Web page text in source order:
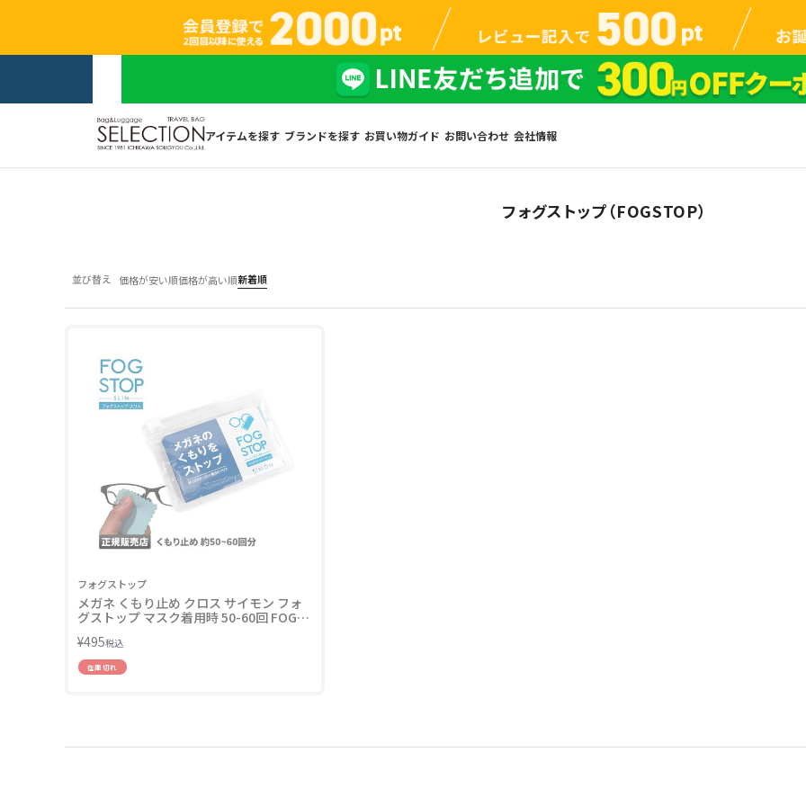
アイテムを探す ブランドを探す お買い物ガイド お問い合わせ 会社情報
フォグストップ（FOGSTOP）
並び替え 価格が安い順価格が高い順新着順
フォグストップ
メガネ くもり止め クロス サイモン フォ
グストップ マスク着用時 50-60回 FOG
¥495税込
在庫切れ